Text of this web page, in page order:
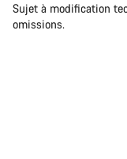
Sujet à modification
omissions.